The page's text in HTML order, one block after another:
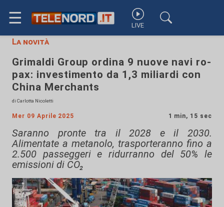
☰ LIVE
La novità
Grimaldi Group ordina 9 nuove navi ro-
pax: investimento da 1,3 miliardi con
China Merchants
di Carlotta Nicoletti
Mer 09 Aprile 2025 1 min, 15 sec
Saranno pronte tra il 2028 e il 2030.
Alimentate a metanolo, trasporteranno fino a
2.500 passeggeri e ridurranno del 50% le
emissioni di CO₂